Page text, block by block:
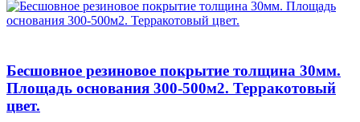
Бесшовное резиновое покрытие толщина 30мм.
Площадь основания 300-500м2. Терракотовый
цвет.